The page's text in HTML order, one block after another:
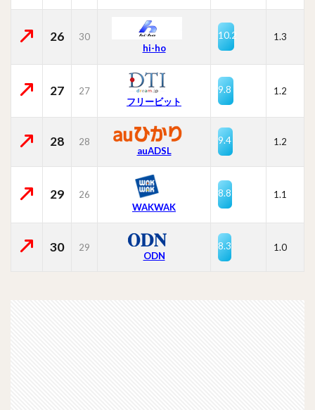
26
30
hi-ho
10.2 1.3
27
27
フリービット
9.8 1.2
28
28
auADSL
9.4 1.2
29
26
WAKWAK
8.8 1.1
30 29
ODN
8.3 1.0